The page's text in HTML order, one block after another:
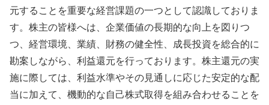
元することを重要な経営課題の一つとして認識しておりま
す。株主の皆様へは、企業価値の長期的な向上を図りつ
つ、経営環境、業績、財務の健全性、成長投資を総合的に
勘案しながら、利益還元を行っております。株主還元の実
施に際しては、利益水準やその見通しに応じた安定的な配
当に加えて、機動的な自己株式取得を組み合わせることを